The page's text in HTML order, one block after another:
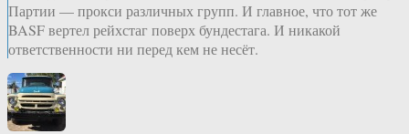
Партии — прокси различных групп. И главное, что тот же
BASF вертел рейхстаг поверх бундестага. И никакой
ответственности ни перед кем не несёт.